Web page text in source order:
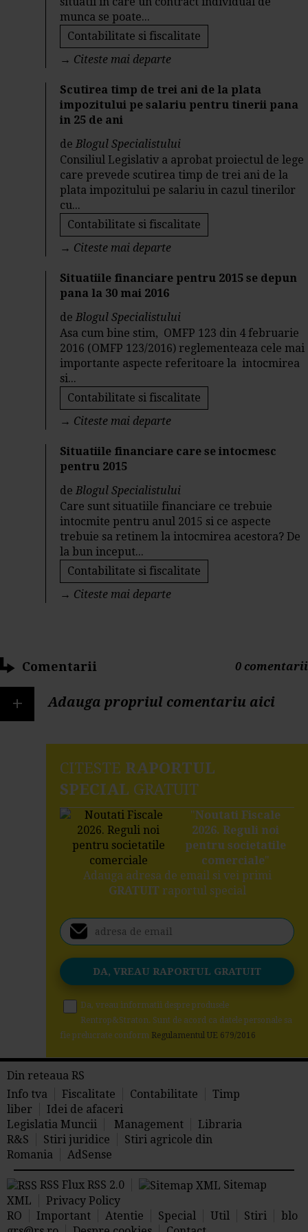
munca se poate...
Contabilitate si fiscalitate
→ Citeste mai departe
Scutirea timp de trei ani de la plata
impozitului pe salariu pentru tinerii pana
in 25 de ani
deBlogul Specialistului
Consiliul Legislativ a aprobat proiectul de lege
care prevede scutirea timp de trei ani de la
plata impozitului pe salariu in cazul tinerilor
cu...
Contabilitate si fiscalitate
→ Citeste mai departe
Situatiile financiare pentru 2015 se depun
pana la 30 mai 2016
deBlogul Specialistului
Asa cum bine stim, OMFP 123 din 4 februarie
2016 (OMFP 123/2016) reglementeaza cele mai
importante aspecte referitoare la intocmirea
si...
Contabilitate si fiscalitate
→ Citeste mai departe
Situatiile financiare care se intocmesc
pentru 2015
deBlogul Specialistului
Care sunt situatiile financiare ce trebuie
intocmite pentru anul 2015 si ce aspecte
trebuie sa retinem la intocmirea acestora? De
la bun inceput...
Contabilitate si fiscalitate
→ Citeste mai departe
Comentarii 0 comentarii
+ Adauga propriul comentariu aici
CITESTE RAPORTUL
SPECIAL GRATUIT
"Noutati Fiscale
2026. Reguli noi
pentru societatile
comerciale"
Adauga adresa de email si vei primi
GRATUITraportul special
Da, vreau informatii despre produsele
Rentrop&Straton. Sunt de acord ca datele personale sa
fie prelucrate conform Regulamentul UE 679/2016
Din reteaua RS
Info tva
Fiscalitate Contabilitate
Timp
liber
Idei de afaceri
Legislatia Muncii
Management
Libraria
R&S
Stiri juridice
Stiri agricole din
Romania
AdSense
RSS Flux RSS 2.0
Sitemap
XML
Privacy Policy
RO
Important Atentie Special Util Stiri
blo